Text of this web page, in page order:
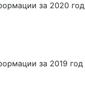
за 2020 год
за 2019 год